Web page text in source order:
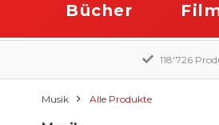
Bücher
118'726
Musik Alle Produkte